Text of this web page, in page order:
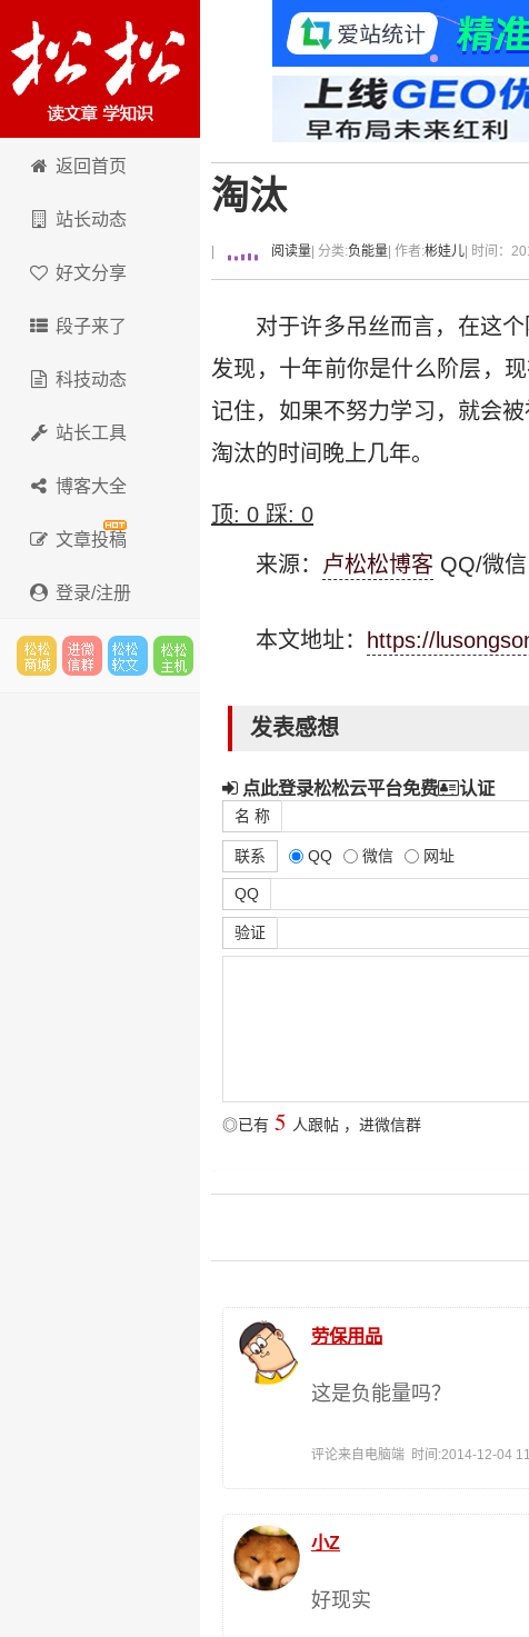
卢松松博客
返回首页
站长动态
好文分享
段子来了
科技动态
站长工具
博客大全
文章投稿
登录/注册
淘汰
阅读量 | 分类:负能量 | 作者:彬娃儿 | 时间：
对于许多吊丝而言，在这
发现，十年前你是什么阶层，
记住，如果不努力学习，就会
淘汰的时间晚上几年。
顶: 0 踩: 0
来源： 卢松松博客 QQ/微
本文地址： https://
发表感想
点此登录松松云平台免费 认证
名 称
联系 QQ 微信 网址
QQ
验证
◎已有 5 人跟帖 ， 进微信群
劳保用品
这是负能量吗？
评论来自电脑端 时间:2014-12-04
小Z
好现实